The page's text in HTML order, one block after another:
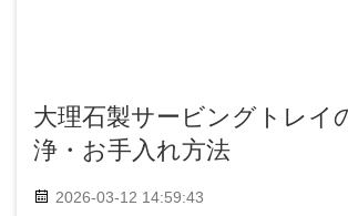
大理石製サービングトレイ
浄・お手入れ方法
2026-03-12 14:59:43